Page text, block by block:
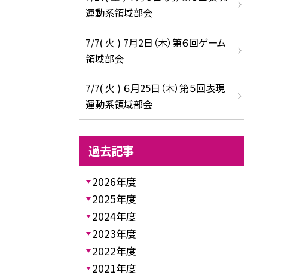
運動系領域部会
7/7( 火 ) 7月2日（木）第６回ゲーム
領域部会
7/7( 火 ) ６月25日（木）第５回表現
運動系領域部会
過去記事
2026年度
2025年度
2024年度
2023年度
2022年度
2021年度